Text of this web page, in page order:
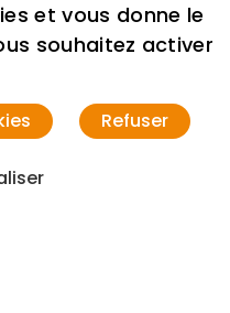
et vous donne le
souhaitez activer
Refuser